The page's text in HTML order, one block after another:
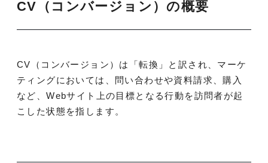
CV（コンバージョン）の概要
CV（コンバージョン）は「転換」と訳され、マーケ
ティングにおいては、問い合わせや資料請求、購入
など、Webサイト上の目標となる行動を訪問者が起
こした状態を指します。